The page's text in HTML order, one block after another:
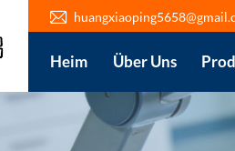
Heim Über Uns